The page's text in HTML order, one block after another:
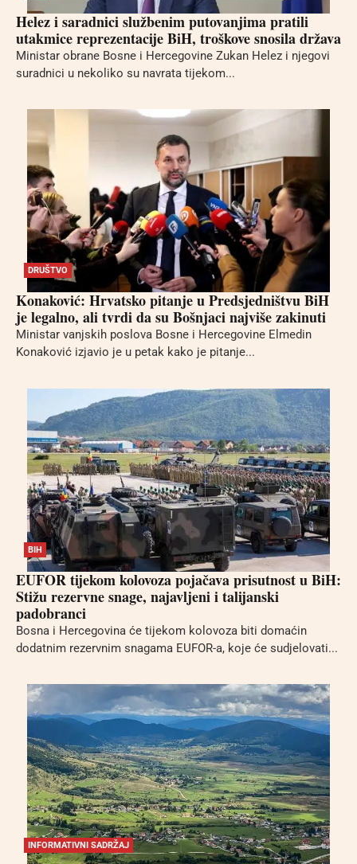
Helez i saradnici službenim putovanjima pratili
utakmice reprezentacije BiH, troškove snosila država
Ministar obrane Bosne i Hercegovine Zukan Helez i njegovi
suradnici u nekoliko su navrata tijekom...
DRUŠTVO
Konaković: Hrvatsko pitanje u Predsjedništvu BiH
je legalno, ali tvrdi da su Bošnjaci najviše zakinuti
Ministar vanjskih poslova Bosne i Hercegovine Elmedin
Konaković izjavio je u petak kako je pitanje...
BIH
EUFOR tijekom kolovoza pojačava prisutnost u BiH:
Stižu rezervne snage, najavljeni i talijanski
padobranci
Bosna i Hercegovina će tijekom kolovoza biti domaćin
dodatnim rezervnim snagama EUFOR-a, koje će sudjelovati...
INFORMATIVNI SADRŽAJ